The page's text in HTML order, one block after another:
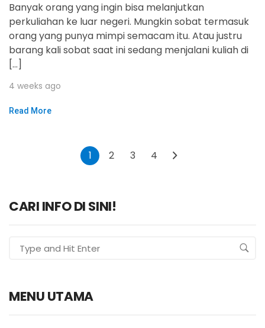
Banyak orang yang ingin bisa melanjutkan
perkuliahan ke luar negeri. Mungkin sobat termasuk
orang yang punya mimpi semacam itu. Atau justru
barang kali sobat saat ini sedang menjalani kuliah di
[…]
4 weeks ago
Read More
1 2 3 4
CARI INFO DI SINI!
MENU UTAMA